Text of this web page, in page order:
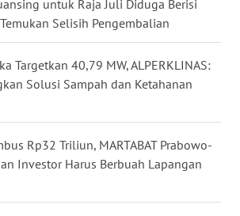
untuk Raja Juli Diduga Berisi
Selisih Pengembalian
Targetkan 40,79 MW, ALPERKLINAS:
Solusi Sampah dan Ketahanan
Rp32 Triliun, MARTABAT Prabowo-
Investor Harus Berbuah Lapangan